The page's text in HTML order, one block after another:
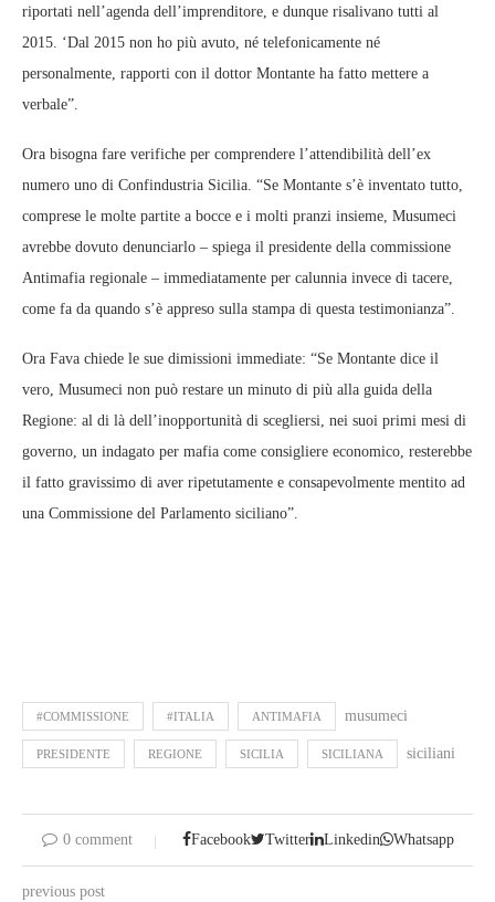
riportati nell’agenda dell’imprenditore, e dunque risalivano tutti al
2015. ‘Dal 2015 non ho più avuto, né telefonicamente né
personalmente, rapporti con il dottor Montante ha fatto mettere a
verbale”.
Ora bisogna fare verifiche per comprendere l’attendibilità dell’ex
numero uno di Confindustria Sicilia. “Se Montante s’è inventato tutto,
comprese le molte partite a bocce e i molti pranzi insieme, Musumeci
avrebbe dovuto denunciarlo – spiega il presidente della commissione
Antimafia regionale – immediatamente per calunnia invece di tacere,
come fa da quando s’è appreso sulla stampa di questa testimonianza”.
Ora Fava chiede le sue dimissioni immediate: “Se Montante dice il
vero, Musumeci non può restare un minuto di più alla guida della
Regione: al di là dell’inopportunità di scegliersi, nei suoi primi mesi di
governo, un indagato per mafia come consigliere economico, resterebbe
il fatto gravissimo di aver ripetutamente e consapevolmente mentito ad
una Commissione del Parlamento siciliano”.
#COMMISSIONE #ITALIA ANTIMAFIA musumeci
PRESIDENTE REGIONE SICILIA SICILIANA siciliani
0 comment Facebook Twitter Linkedin Whatsapp
previous post